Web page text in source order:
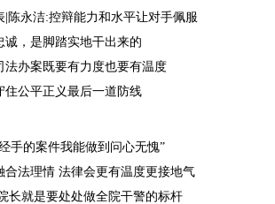
|陈永洁:控辩能力和水平让对手佩服
诚，是脚踏实地干出来的
法办案既要有力度也要有温度
住公平正义最后一道防线
手的案件我能做到问心无愧”
合法理情 法律会更有温度更接地气
长就是要处处做全院干警的标杆